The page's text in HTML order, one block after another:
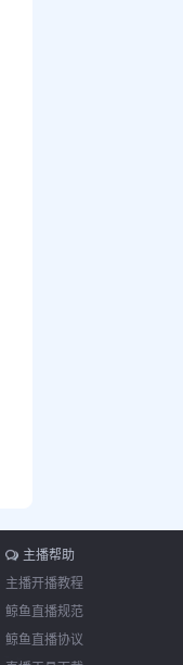
主播帮助
主播开播教程
鲸鱼直播规范
鲸鱼直播协议